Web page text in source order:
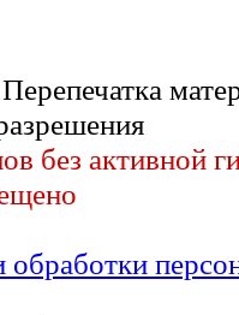
без активной